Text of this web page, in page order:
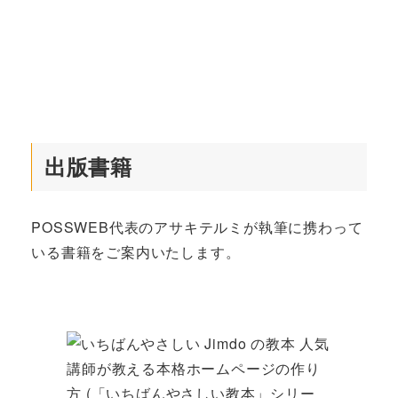
出版書籍
POSSWEB代表のアサキテルミが執筆に携わって
いる書籍をご案内いたします。